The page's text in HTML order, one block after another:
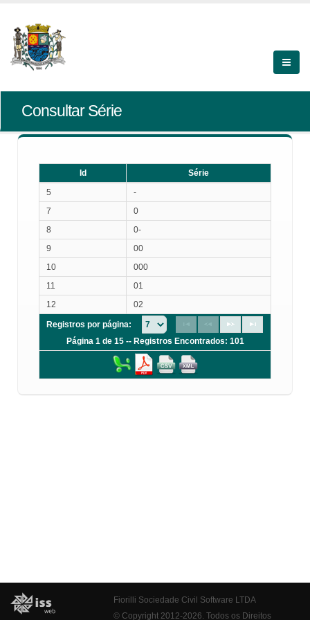
Consultar Série
Id
Série
5
-
7
0
8
0-
9
00
10
000
11
01
12
02
Registros por página:
Página 1 de 15 -- Registros Encontrados: 101
Fiorilli Sociedade Civil Software LTDA
© Copyright 2012-2026. Todos os Direitos